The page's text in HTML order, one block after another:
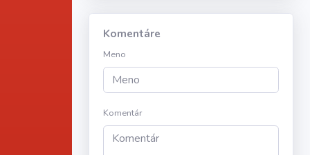
Komentáre
Meno
Komentár